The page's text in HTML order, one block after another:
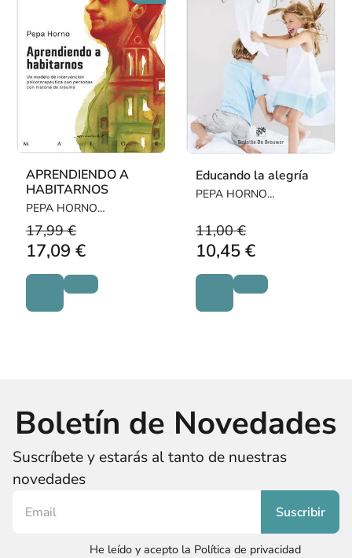
APRENDIENDO A
HABITARNOS
PEPA HORNO
GOICOECHEA
17,99 €
17,09 €
Educando la alegría
PEPA HORNO
11,00 €
10,45 €
Boletín de Novedades
Suscríbete y estarás al tanto de nuestras
novedades
He leído y acepto la Política de privacidad